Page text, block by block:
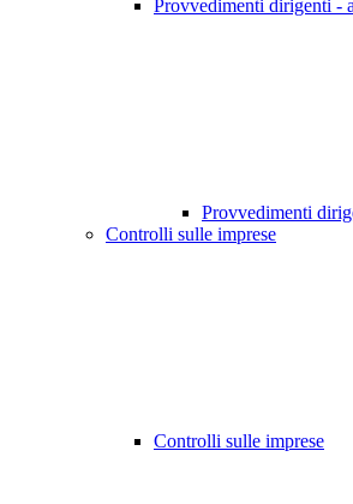
Provvedimenti dirigenti -
Provvedimenti
Controlli sulle imprese
Controlli sulle imprese